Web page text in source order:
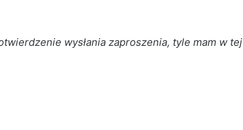
wysłania zaproszenia, tyle mam w tej